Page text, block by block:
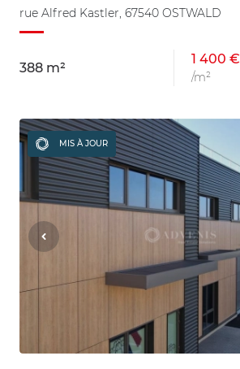
rue Alfred Kastler, 67540 OSTWALD
388 m²
1 400 €
/m²
MIS À JOUR